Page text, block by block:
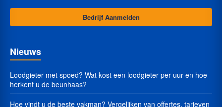
Bedrijf Aanmelden
Nieuws
Loodgieter met spoed? Wat kost een loodgieter per uur en hoe
herkent u de beunhaas?
Hoe vindt u de beste vakman? Vergelijken van offertes, tarieven